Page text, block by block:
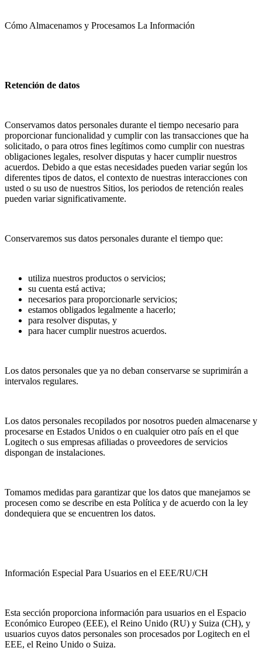
Cómo Almacenamos y Procesamos La Información
Retención de datos
Conservamos datos personales durante el tiempo necesario para
proporcionar funcionalidad y cumplir con las transacciones que ha
solicitado, o para otros fines legítimos como cumplir con nuestras
obligaciones legales, resolver disputas y hacer cumplir nuestros
acuerdos. Debido a que estas necesidades pueden variar según los
diferentes tipos de datos, el contexto de nuestras interacciones con
usted o su uso de nuestros Sitios, los periodos de retención reales
pueden variar significativamente.
Conservaremos sus datos personales durante el tiempo que:
utiliza nuestros productos o servicios;
su cuenta está activa;
necesarios para proporcionarle servicios;
estamos obligados legalmente a hacerlo;
para resolver disputas, y
para hacer cumplir nuestros acuerdos.
Los datos personales que ya no deban conservarse se suprimirán a
intervalos regulares.
Los datos personales recopilados por nosotros pueden almacenarse y
procesarse en Estados Unidos o en cualquier otro país en el que
Logitech o sus empresas afiliadas o proveedores de servicios
dispongan de instalaciones.
Tomamos medidas para garantizar que los datos que manejamos se
procesen como se describe en esta Política y de acuerdo con la ley
dondequiera que se encuentren los datos.
Información Especial Para Usuarios en el EEE/RU/CH
Esta sección proporciona información para usuarios en el Espacio
Económico Europeo (EEE), el Reino Unido (RU) y Suiza (CH), y
usuarios cuyos datos personales son procesados por Logitech en el
EEE, el Reino Unido o Suiza.